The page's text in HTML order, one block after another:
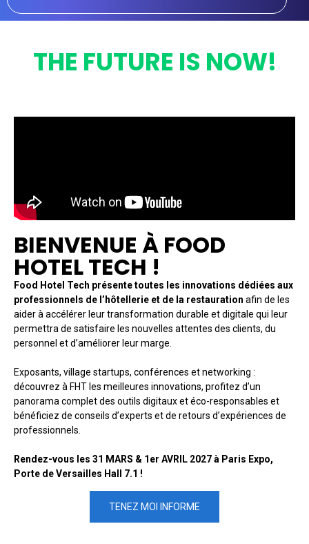
THE FUTURE IS NOW!
BIENVENUE À FOOD
HOTEL TECH !
Food Hotel Tech présente toutes les innovations dédiées aux
professionnels de l’hôtellerie et de la restauration afin de les
aider à accélérer leur transformation durable et digitale qui leur
permettra de satisfaire les nouvelles attentes des clients, du
personnel et d’améliorer leur marge.
Exposants, village startups, conférences et networking :
découvrez à FHT les meilleures innovations, profitez d’un
panorama complet des outils digitaux et éco-responsables et
bénéficiez de conseils d’experts et de retours d’expériences de
professionnels.
Rendez-vous les 31 MARS & 1er AVRIL 2027 à Paris Expo,
Porte de Versailles Hall 7.1 !
TENEZ MOI INFORME